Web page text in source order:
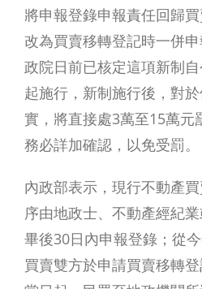
將申報登錄申報責任回歸
改為買賣移轉登記時一併
政院日前已核定這項新制
起施行，新制施行後，對
實，將直接處3萬至15萬元
務必詳加確認，以免受罰。
內政部表示，現行不動產
序由地政士、不動產經紀
畢後30日內申報登錄；從
買賣雙方於申請買賣移轉